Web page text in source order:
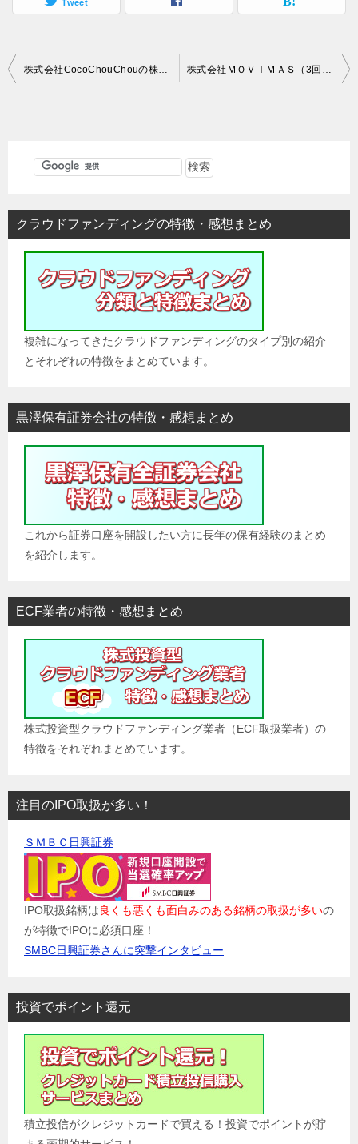
Tweet
投
シ
株式会社CocoChouChouの株式投資型クラウドファンディング情報 株式会社ＭＯＶＩＭＡＳ（3回目）の株式投資型クラウドファンディング情報
クラウドファンディングの特徴・感想まとめ
複雑になってきたクラウドファンディングのタイプ別の紹介
とそれぞれの特徴をまとめています。
黒澤保有証券会社の特徴・感想まとめ
これから証券口座を開設したい方に長年の保有経験のまとめ
を紹介します。
ECF業者の特徴・感想まとめ
株式投資型クラウドファンディング業者（ECF取扱業者）の
特徴をそれぞれまとめています。
注目のIPO取扱が多い！
ＳＭＢＣ日興証券
IPO取扱銘柄は良くも悪くも面白みのある銘柄の取扱が多いの
が特徴でIPOに必須口座！
SMBC日興証券さんに突撃インタビュー
投資でポイント還元
積立投信がクレジットカードで買える！投資でポイントが貯